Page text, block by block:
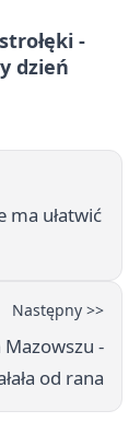
-
dzień
ma ułatwić
Następny >>
-
od rana